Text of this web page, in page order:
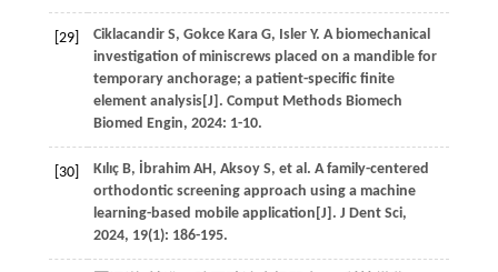
[29] Ciklacandir S, Gokce Kara G, Isler Y. A biomechanical
investigation of miniscrews placed on a mandible for
temporary anchorage; a patient-specific finite
element analysis[J]. Comput Methods Biomech
Biomed Engin, 2024: 1-10.
[30] Kılıç B, İbrahim AH, Aksoy S, et al. A family-centered
orthodontic screening approach using a machine
learning-based mobile application[J]. J Dent Sci,
2024, 19(1): 186-195.